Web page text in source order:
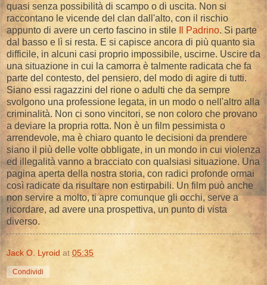
quasi senza possibilità di scampo o di uscita. Non si
raccontano le vicende del clan dall'alto, con il rischio
appunto di avere un certo fascino in stile
Il Padrino. Si parte
dal basso e lì si resta. E si capisce ancora di più quanto sia
difficile, in alcuni casi proprio impossibile, uscirne. Uscire da
una situazione in cui la camorra è talmente radicata che fa
parte del contesto, del pensiero, del modo di agire di tutti.
Siano essi ragazzini del rione o adulti che da sempre
svolgono una professione legata, in un modo o nell'altro alla
criminalità. Non ci sono vincitori, se non coloro che provano
a deviare la propria rotta. Non è un film pessimista o
arrendevole, ma è chiaro quanto le decisioni da prendere
siano il più delle volte obbligate, in un mondo in cui violenza
ed illegalità vanno a bracciato con qualsiasi situazione. Una
pagina aperta della nostra storia, con radici profonde ormai
così radicate da risultare non estirpabili. Un film può anche
non servire a molto, ti apre comunque gli occhi, serve a
ricordare, ad avere una prospettiva, un punto di vista
diverso.
Jack O. Lyroid at 05:35
Condividi